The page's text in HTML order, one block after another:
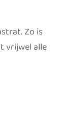
Zo is
vrijwel alle